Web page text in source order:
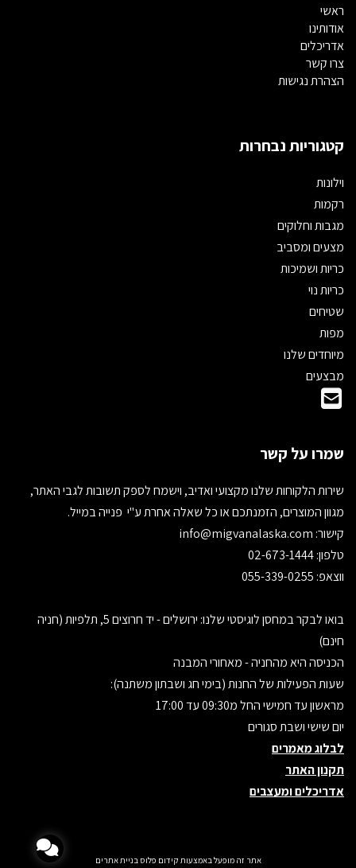
ראשי
אודותינו
אדריכלים
צרו קשר
הצהרת נגישות
קטגוריות נבחרות
וילונות
רקמות
מגבות וחלוקים
מצעים ומסביב
כריות ושמיכות
כריות נוי
שטיחים
מפות
מיוחדים שלנו
מבצעים
שמרו על קשר
שירות הלקוחות שלנו מקצועי ואדיב, וישמח לספק תשובות לגבי האתר,
מגוון המוצרים, הזמנתכם או כל שאלה אחרת ע"י פנייה במייל.
קישור:
טלפון: 02-673-1444
ווצאפ: 055-339-0255
בואו לבקר במחסן לוגיסטי שלנו: ירושלים - יד חרוצים 5, תלפיות (חניה
חינם)
הכניסה היא מהחניה - מאחורי המבנה
שעות הפעילות של החנות (בימי חג ושבתון משתנה):
מראשון עד חמישי החל מ09:30 עד 17:00
יום שישי ושבת סגורים
לבלוג מאמרים
תקנון האתר
אדריכלים ומעצבים
אתר זה מופעל באמצעות קידום פלוסבניית אתרים